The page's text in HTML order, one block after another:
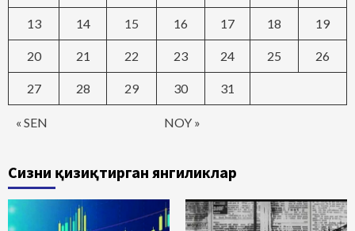
« SEN NOY »
13 14 15 16 17 18 19
20 21 22 23 24 25 26
27 28 29 30 31
Сизни қизиқтирган янгиликлар